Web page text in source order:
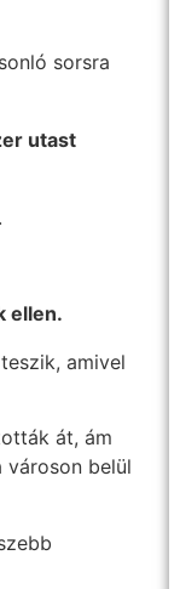
sorsra
utast
ellen.
amivel
át, ám
városon belül